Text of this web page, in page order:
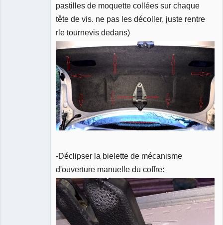
pastilles de moquette collées sur chaque
tête de vis. ne pas les décoller, juste rentre
rle tournevis dedans)
-Déclipser la bielette de mécanisme
d'ouverture manuelle du coffre: